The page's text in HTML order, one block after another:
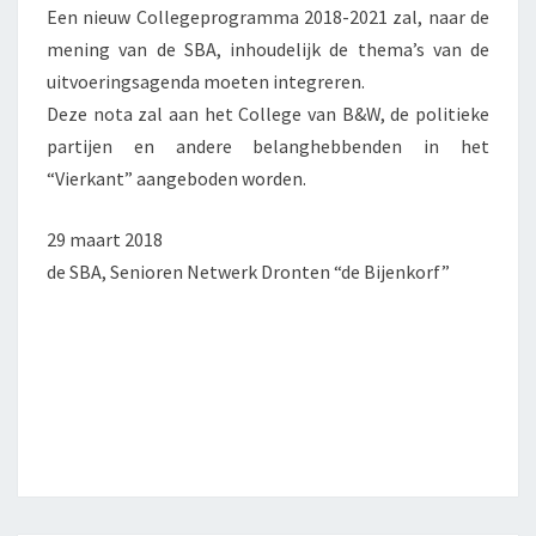
Een nieuw Collegeprogramma 2018-2021 zal, naar de
mening van de SBA, inhoudelijk de thema’s van de
uitvoeringsagenda moeten integreren.
Deze nota zal aan het College van B&W, de politieke
partijen en andere belanghebbenden in het
“Vierkant” aangeboden worden.
29 maart 2018
de SBA, Senioren Netwerk Dronten “de Bijenkorf”